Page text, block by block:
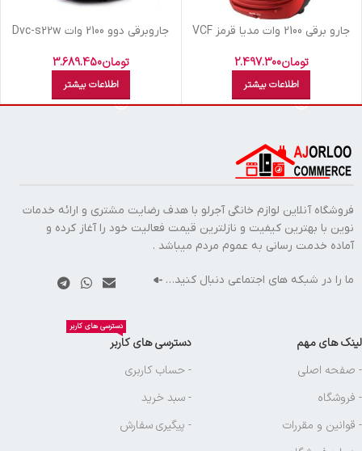
جارو برقي 2100 وات مديا قرمز VCF
تومان2.497.300
اطلاعات بیشتر
جاروبرقي دوو 2100 وات Dvc-s22w
تومان3.689.450
اطلاعات بیشتر
فروشگاه آنلاین لوازم خانگی آجرلو با هدف رضایت مشتری و ارائه خدمات
نوین با بهترین کیفیت و نازلترین قیمت فعالیت خود را آغاز کرده و
آماده خدمت رسانی به عموم مردم میباشد .
ما را در شبکه های اجتماعی دنبال کنید…
لینک های مهم
- صفحه اصلی
- فروشگاه
- قوانین و مقررات
دسترسی های کاربر
دسترسی های کاربر
- حساب کاربری
- سبد خرید
- پیگیری سفارش